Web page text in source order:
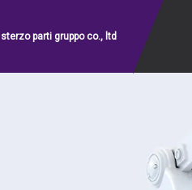
sterzo parti gruppo co., ltd